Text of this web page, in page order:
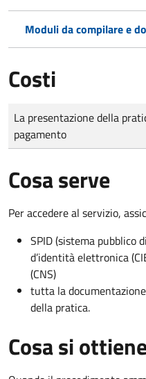
Moduli da compilare e
Costi
Tipo di pagamento
Importo
La presentazione della
pagamento
Cosa serve
Per accedere al servizio,
SPID (sistema pubblico
d’identità elettronica
(CNS)
tutta la
della pratica.
Cosa si